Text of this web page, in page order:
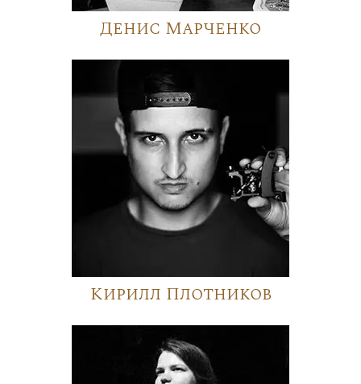
Денис Марченко
Кирилл Плотников